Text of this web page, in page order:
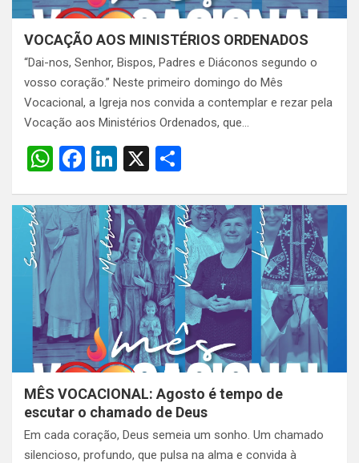
VOCAÇÃO AOS MINISTÉRIOS ORDENADOS
“Dai-nos, Senhor, Bispos, Padres e Diáconos segundo o
vosso coração.” Neste primeiro domingo do Mês
Vocacional, a Igreja nos convida a contemplar e rezar pela
Vocação aos Ministérios Ordenados, que…
W
at
s
A
p
p
F
ce
b
o
o
k
Li
ke
dI
n
X
ar
e
MÊS VOCACIONAL: Agosto é tempo de
escutar o chamado de Deus
Em cada coração, Deus semeia um sonho. Um chamado
silencioso, profundo, que pulsa na alma e convida à